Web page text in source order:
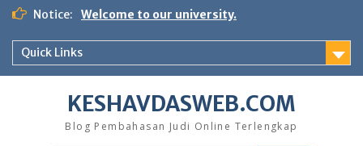
Skip
content
Notice: Welcome to our university.
Quick Links
KESHAVDASWEB.COM
Blog Pembahasan Judi Online Terlengkap